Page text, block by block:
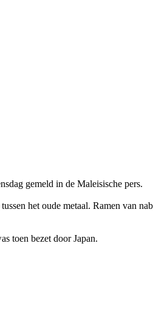
gemeld in de Maleisische pers.
het oude metaal. Ramen van
toen bezet door Japan.